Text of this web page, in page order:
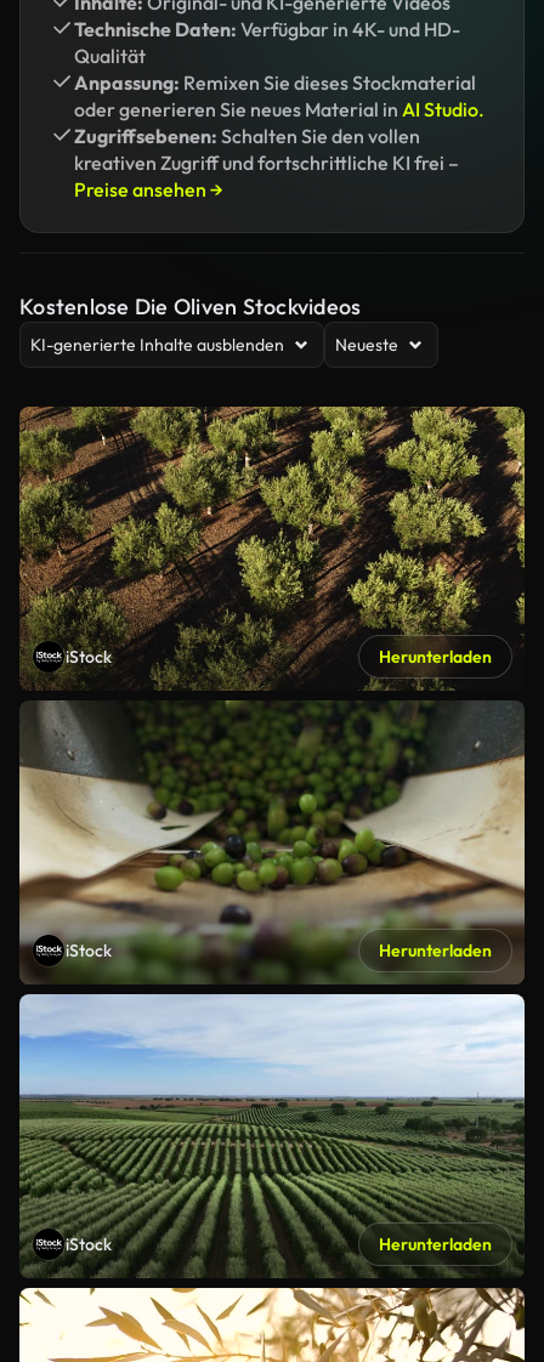
Technische Daten: Verfügbar in 4K- und HD-
Qualität
Anpassung: Remixen Sie dieses Stockmaterial
oder generieren Sie neues Material in AI Studio.
Zugriffsebenen: Schalten Sie den vollen
kreativen Zugriff und fortschrittliche KI frei –
Preise ansehen →
Kostenlose Die Oliven Stockvideos
KI-generierte Inhalte ausblenden Neueste
iStock Herunterladen
iStock Herunterladen
iStock Herunterladen